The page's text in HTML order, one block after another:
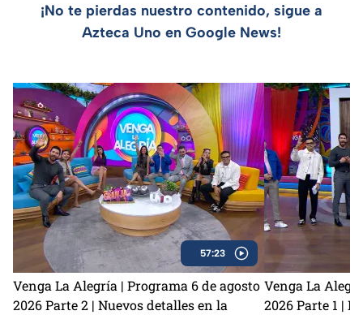
¡No te pierdas nuestro contenido, sigue a
Azteca Uno en Google News!
57:23
Venga La Alegría | Programa 6 de agosto
2026 Parte 2 | Nuevos detalles en la
Venga La
2026 Parte 1 |